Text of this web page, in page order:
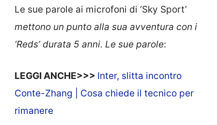
Le sue parole ai microfoni di ‘Sky Sport’
mettono un punto alla sua avventura con i
‘Reds’ durata 5 anni. Le sue parole:
LEGGI ANCHE>>> Inter, slitta incontro
Conte-Zhang | Cosa chiede il tecnico per
rimanere